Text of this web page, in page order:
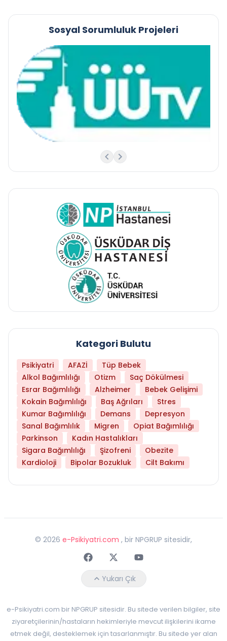
Sosyal Sorumluluk Projeleri
Kategori Bulutu
Psikiyatri AFAZİ
Tüp Bebek
Alkol Bağımlılığı
Otizm
Saç Dökülmesi
Esrar Bağımlılığı
Alzheimer
Bebek Gelişimi
Kokain Bağımlılığı
Baş Ağrıları
Stres
Kumar Bağımlılığı
Demans
Depresyon
Sanal Bağımlılık
Migren
Opiat Bağımlılığı
Parkinson
Kadın Hastalıkları
Sigara Bağımlılığı
Şizofreni
Obezite
Kardioloji
Bipolar Bozukluk Cilt Bakımı
© 2026 e-Psikiyatri.com , bir NPGRUP sitesidir,
FaceebokTwitterYoutube
Yukarı Çık
e-Psikiyatri.com bir NPGRUP sitesidir. Bu sitede verilen bilgiler, site
ziyaretçilerinin/hastaların hekimleriyle mevcut ilişkilerini ikame
etmek değil, desteklemek için tasarlanmıştır. Bu sitede yer alan